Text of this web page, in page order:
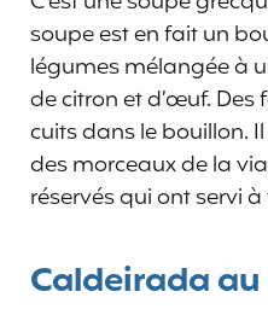
soupe est en fait un
légumes mélangée à
de citron et d’œuf.
cuits dans le bouillon.
des morceaux de la
réservés qui ont servi
Caldeirada